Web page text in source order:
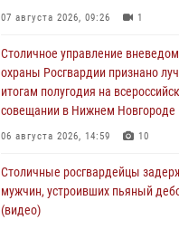
07 августа 2026, 09:26 1
Столичное управление
охраны Росгвардии признано
итогам полугодия на
совещании в Нижнем Новгороде
06 августа 2026, 14:59 10
Столичные росгвардейцы
мужчин, устроивших пьяный
(видео)